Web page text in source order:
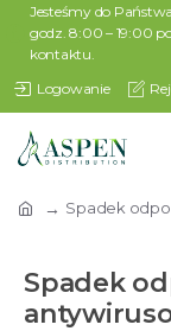
Jesteśmy do
godz. 8:00 – 19:00
kontaktu.
Logowanie
Spadek
Spadek